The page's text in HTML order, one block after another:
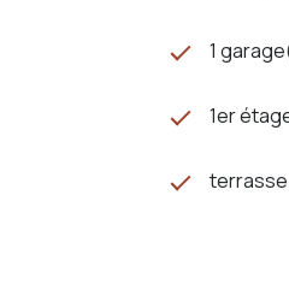
1
1er
terrasse